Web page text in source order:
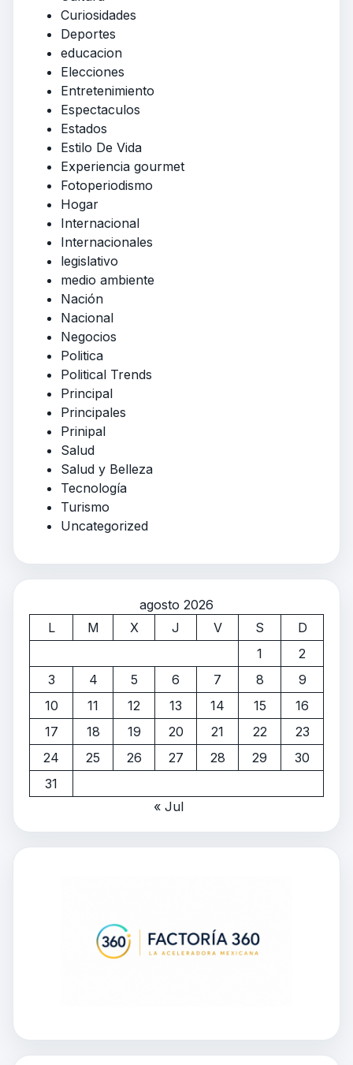
Curiosidades
Deportes
educacion
Elecciones
Entretenimiento
Espectaculos
Estados
Estilo De Vida
Experiencia gourmet
Fotoperiodismo
Hogar
Internacional
Internacionales
legislativo
medio ambiente
Nación
Nacional
Negocios
Politica
Political Trends
Principal
Principales
Prinipal
Salud
Salud y Belleza
Tecnología
Turismo
Uncategorized
agosto 2026
L
M X J V S
D
1
2
3
4 5 6 7 8
9
10
11 12 13 14 15
16
17
18 19 20 21 22
23
24
25 26 27 28 29
30
31
« Jul